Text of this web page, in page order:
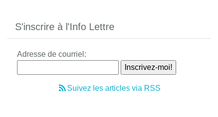
S'inscrire à l'Info Lettre
Adresse de courriel:
Suivez les articles via RSS